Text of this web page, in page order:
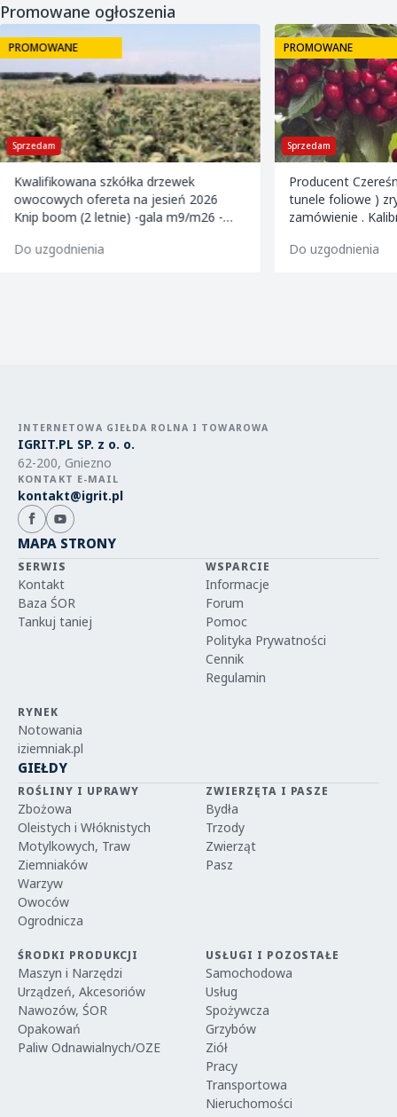
Promowane ogłoszenia
Sprzedam
PROMOWANE
Kwalifikowana szkółka drzewek
owocowych ofereta na jesień 2026
Knip boom (2 letnie) -gala m9/m26 -
m9 -paulared m9/m2
Do uzgodnienia
Sprzedam
PROMOWANE
Producent
tunele foliowe )
zamówienie . Kalibrowane , chłodzone i
Do uzgodnienia
INTERNETOWA GIEŁDA ROLNA I TOWAROWA
IGRIT.PL SP. z o. o.
62-200, Gniezno
KONTAKT E-MAIL
kontakt@igrit.pl
MAPA STRONY
SERWIS
Kontakt
Baza ŚOR
Tankuj taniej
WSPARCIE
Informacje
Forum
Pomoc
Polityka Prywatności
Cennik
Regulamin
RYNEK
Notowania
iziemniak.pl
GIEŁDY
ROŚLINY I UPRAWY
Zbożowa
Oleistych i Włóknistych
Motylkowych, Traw
Ziemniaków
Warzyw
Owoców
Ogrodnicza
ZWIERZĘTA I PASZE
Bydła
Trzody
Zwierząt
Pasz
ŚRODKI PRODUKCJI
Maszyn i Narzędzi
Urządzeń, Akcesoriów
Nawozów, ŚOR
Opakowań
Paliw Odnawialnych/OZE
USŁUGI I POZOSTAŁE
Samochodowa
Usług
Spożywcza
Grzybów
Ziół
Pracy
Transportowa
Nieruchomości